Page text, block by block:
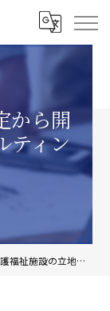
から開
ティン
設の立地選定から開業まで：不動産コンサルティングの活用法